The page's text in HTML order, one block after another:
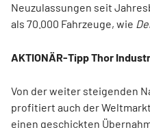
Neuzulassungen seit
als 70.000 Fahrzeuge, wie
AKTIONÄR-Tipp Thor
Von der weiter steigenden
profitiert auch der
einen geschickten